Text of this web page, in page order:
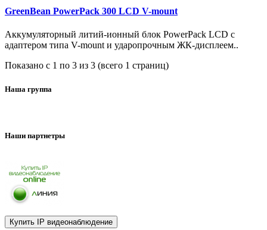
GreenBean PowerPack 300 LCD V-mount
Аккумуляторный литий-ионный блок PowerPack LCD с
адаптером типа V-mount и ударопрочным ЖК-дисплеем..
Показано с 1 по 3 из 3 (всего 1 страниц)
Наша группа
Наши партнетры